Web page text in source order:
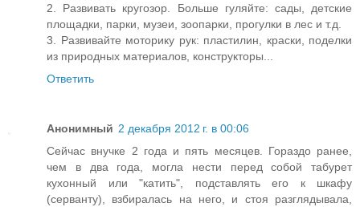
2. Развивать кругозор. Больше гуляйте: сады, детские
площадки, парки, музеи, зоопарки, прогулки в лес и т.д.
3. Развивайте моторику рук: пластилин, краски, поделки
из природных материалов, конструкторы...
Ответить
Анонимный 2 декабря 2012 г. в 00:06
Сейчас внучке 2 года и пять месяцев. Гораздо ранее,
чем в два года, могла нести перед собой табурет
кухонный или "катить", подставлять его к шкафу
(серванту), взбиралась на него, и стоя разглядывала,